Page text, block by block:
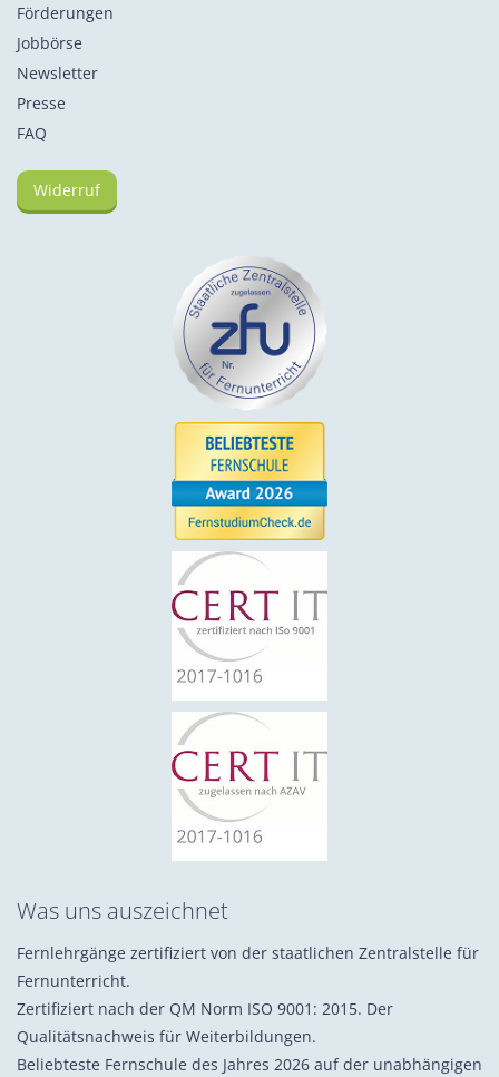
Förderungen
Jobbörse
Newsletter
Presse
FAQ
Widerruf
Was uns auszeichnet
Fernlehrgänge zertifiziert von der staatlichen Zentralstelle für
Fernunterricht.
Zertifiziert nach der QM Norm ISO 9001: 2015. Der
Qualitätsnachweis für Weiterbildungen.
Beliebteste Fernschule des Jahres 2026 auf der unabhängigen